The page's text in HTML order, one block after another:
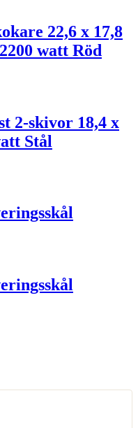
22,6 x 17,8
watt Röd
2-skivor 18,4 x
Stål